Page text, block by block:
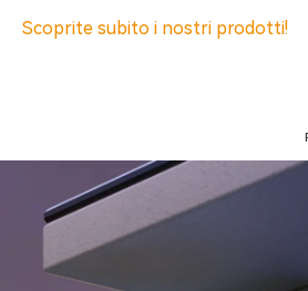
Scoprite subito i nostri prodotti!